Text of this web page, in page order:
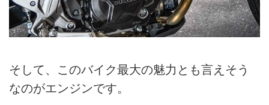
そして、このバイク最大の魅力とも言えそう
なのがエンジンです。